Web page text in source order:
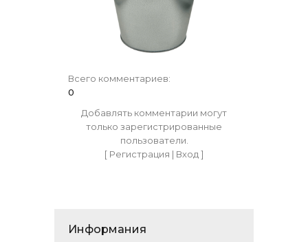
Всего комментариев:
0
Добавлять комментарии могут
только зарегистрированные
пользователи.
[ Регистрация | Вход]
Информания